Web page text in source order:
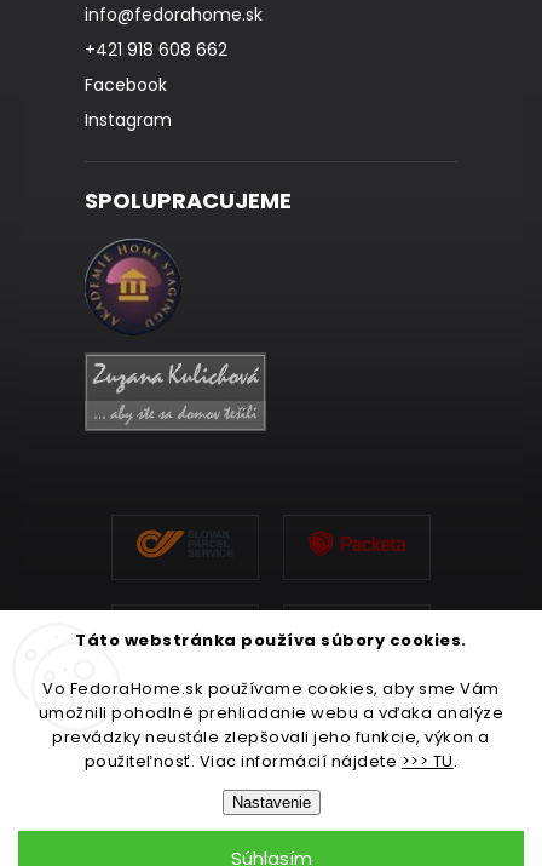
Táto webstránka používa súbory cookies.
Vo FedoraHome.sk používame cookies, aby sme Vám
umožnili pohodlné prehliadanie webu a vďaka analýze
prevádzky neustále zlepšovali jeho funkcie, výkon a
použiteľnosť. Viac informácií nájdete >>> TU.
Nastavenie
Súhlasím
info@fedorahome.sk
+421 918 608 662
Facebook
Instagram
SPOLUPRACUJEME